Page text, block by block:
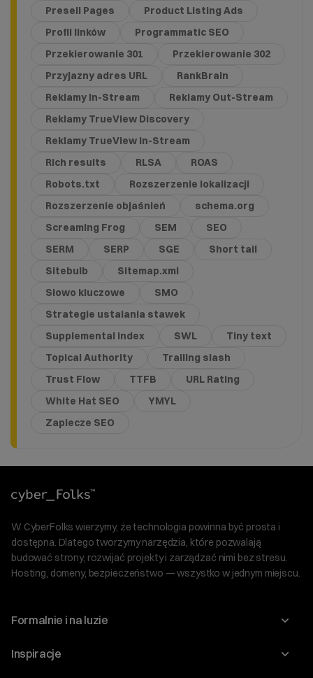
Presell Pages
Product Listing Ads
Profil linków
Programmatic SEO
Przekierowanie 301
Przekierowanie 302
Przyjazny adres URL
RankBrain
Reklamy In-Stream
Reklamy Out-Stream
Reklamy TrueView Discovery
Reklamy TrueView in-Stream
Rich results
RLSA
ROAS
Robots.txt
Rozszerzenie lokalizacji
Rozszerzenie objaśnień
schema.org
Screaming Frog
SEM
SEO
SERM
SERP SGE
Short tail
Sitebulb
Sitemap.xml
Słowo kluczowe
SMO
Strategie ustalania stawek
Supplemental index
SWL
Tiny text
Topical Authority
Trailing slash
Trust Flow
TTFB
URL Rating
White Hat SEO
YMYL
Zaplecze SEO
W CyberFolks wierzymy, że technologia powinna być prosta i
dostępna. Dlatego tworzymy narzędzia, które pozwalają
budować strony, rozwijać projekty i zarządzać nimi bez stresu.
Hosting, domeny, bezpieczeństwo — wszystko w jednym miejscu.
Formalnie i na luzie
O nas
Inspiracje